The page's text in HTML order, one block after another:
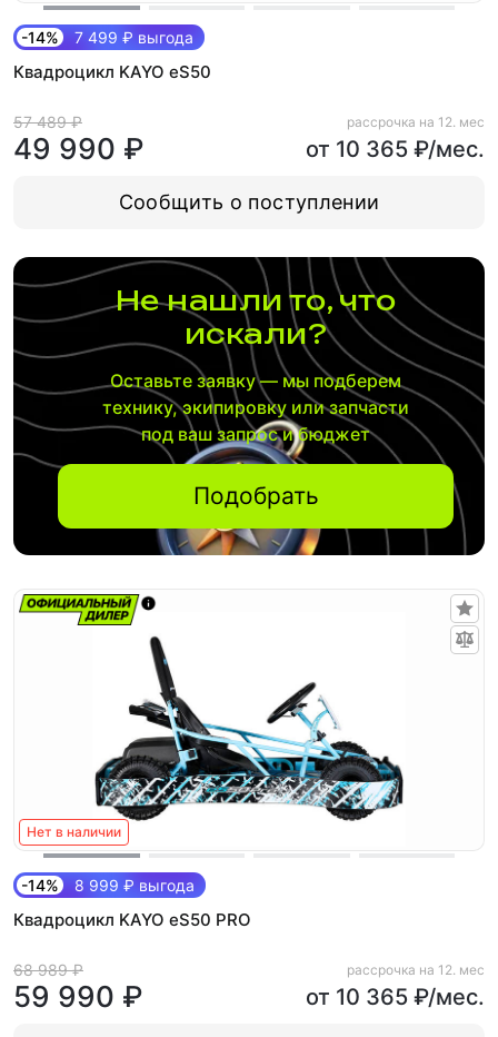
-14% 7 499 ₽ выгода
Квадроцикл KAYO еS50
57 489 ₽
49 990 ₽
рассрочка на 12. мес
от 10 365 ₽/мес.
Сообщить о поступлении
Не нашли то, что
искали?
Оставьте заявку — мы подберем
технику, экипировку или запчасти
под ваш запрос и бюджет
Подобрать
Нет в наличии
-14% 8 999 ₽ выгода
Квадроцикл KAYO еS50 PRO
68 989 ₽
59 990 ₽
рассрочка на 12. мес
от 10 365 ₽/мес.